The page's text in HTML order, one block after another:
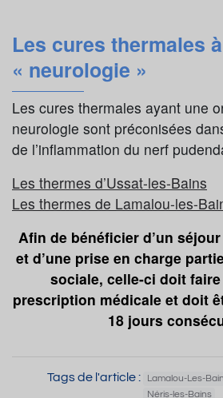
Les cures thermales
« neurologie »
Les cures thermales ayant une
neurologie sont préconisées
de l’inflammation du nerf
Les thermes d’Ussat-les-Bains
Les thermes de Lamalou-les-
Afin de bénéficier d’un
et d’une prise en charge
sociale, celle-ci doit faire
prescription médicale et doit
18 jours
Tags de l'article : Lamalou-Les-
Néris-les-Bains